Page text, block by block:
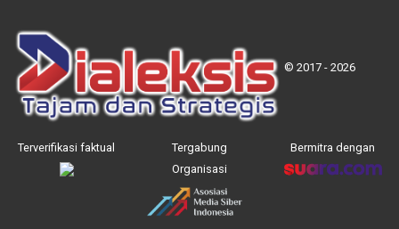
© 2017 - 2026
Terverifikasi faktual
Tergabung
Organisasi
Bermitra dengan